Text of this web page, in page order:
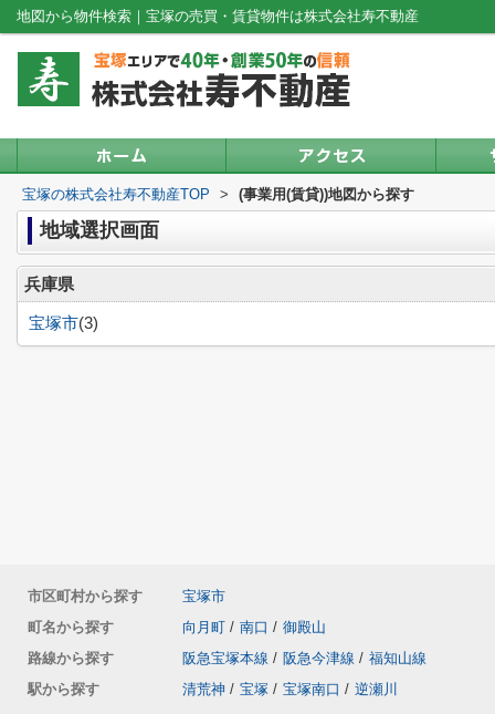
地図から物件検索｜宝塚の売買・賃貸物件は株式会社寿不動産
宝塚の株式会社寿不動産TOP > (事業用(賃貸))地図から探す
地域選択画面
兵庫県
宝塚市(3)
市区町村から探す
宝塚市
町名から探す
向月町 / 南口 / 御殿山
路線から探す
阪急宝塚本線 / 阪急今津線 / 福知山線
駅から探す
清荒神 / 宝塚 / 宝塚南口 / 逆瀬川